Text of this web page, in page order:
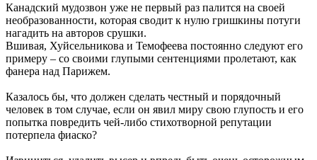
Канадский мудозвон уже не первый раз палится на своей
необразованности, которая сводит к нулю гришкины потуги
нагадить на авторов срушки.
Вшивая, Хуйсельникова и Темофеева постоянно следуют его
примеру – со своими глупыми сентенциями пролетают, как
фанера над Парижем.
Казалось бы, что должен сделать честный и порядочный
человек в том случае, если он явил миру свою глупость и его
попытка повредить чей-либо стихотворной репутации
потерпела фиаско?